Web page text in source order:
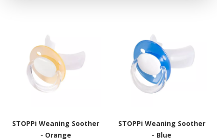
STOPPi Weaning Soother
- Orange
STOPPi Weaning Soother
- Blue